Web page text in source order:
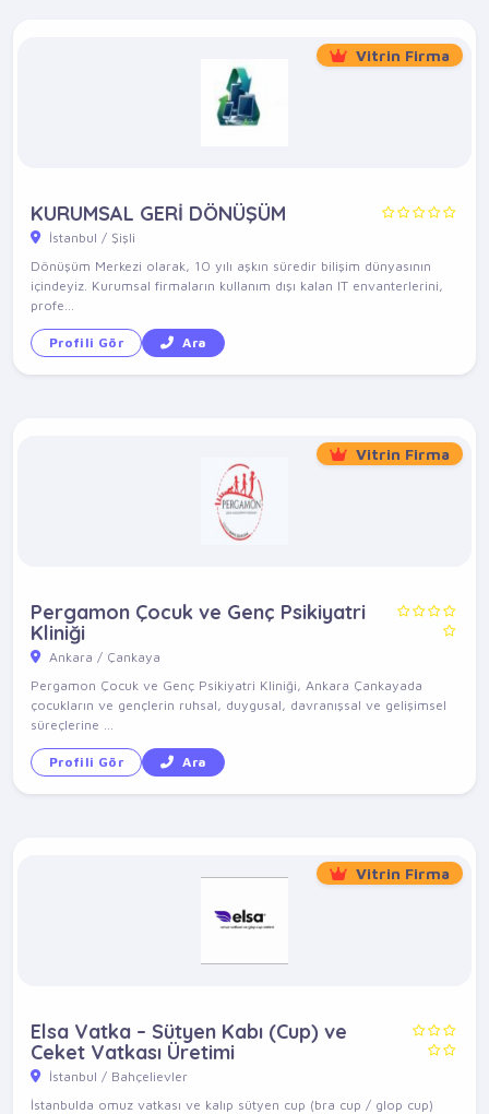
Vitrin Firma
KURUMSAL GERİ DÖNÜŞÜM
İstanbul / Şişli
Dönüşüm Merkezi olarak, 10 yılı aşkın süredir bilişim dünyasının
içindeyiz. Kurumsal firmaların kullanım dışı kalan IT envanterlerini,
profe...
Profili Gör Ara
Vitrin Firma
Pergamon Çocuk ve Genç Psikiyatri
Kliniği
Ankara / Çankaya
Pergamon Çocuk ve Genç Psikiyatri Kliniği, Ankara Çankayada
çocukların ve gençlerin ruhsal, duygusal, davranışsal ve gelişimsel
süreçlerine ...
Profili Gör Ara
Vitrin Firma
Elsa Vatka – Sütyen Kabı (Cup) ve
Ceket Vatkası Üretimi
İstanbul / Bahçelievler
İstanbulda omuz vatkası ve kalıp sütyen cup (bra cup / glop cup)